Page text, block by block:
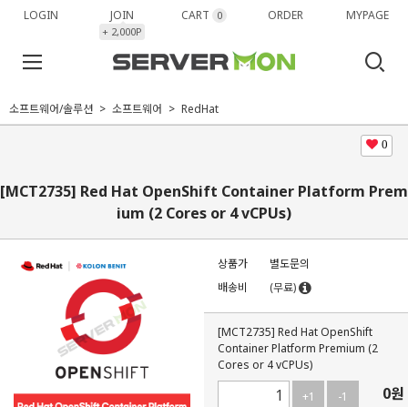
LOGIN JOIN
+ 2,000P
CART 0 ORDER MYPAGE
소프트웨어/솔루션 소프트웨어 RedHat
0
[MCT2735] Red Hat OpenShift Container Platform Prem
ium (2 Cores or 4 vCPUs)
상품가
별도문의
배송비
(무료)
[MCT2735] Red Hat OpenShift
Container Platform Premium (2
Cores or 4 vCPUs)
+1 -1 0원